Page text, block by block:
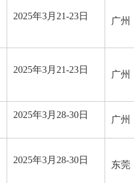
2025年3月21-23日 广州
2025年3月21-23日 广州
2025年3月28-30日 广州
2025年3月28-30日 东莞